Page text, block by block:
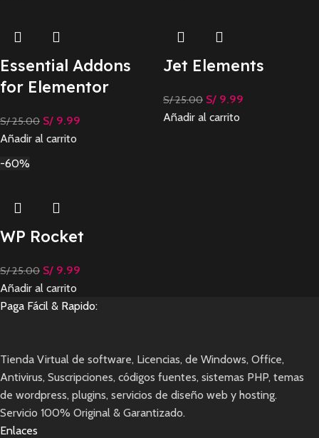
Essential Addons
for Elementor
S/25.00 S/ 9.99
Añadir al carrito
Jet Elements
S/25.00 S/ 9.99
Añadir al carrito
-60%
WP Rocket
S/25.00 S/ 9.99
Añadir al carrito
Paga Fácil & Rapido:
Tienda Virtual de software, Licencias, de Windows, Office,
Antivirus, Suscripciones, códigos fuentes, sistemas PHP, temas
de wordpress, plugins, servicios de diseño web y hosting.
Servicio 100% Original & Garantizado.
Enlaces